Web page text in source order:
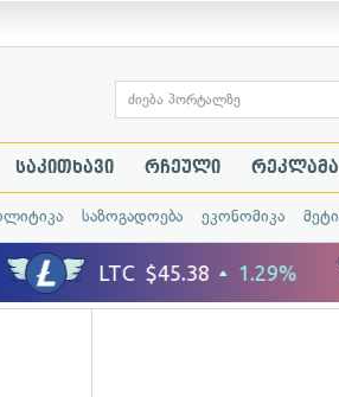
საკითხავი რჩეული რეკლამა
საზოგადოება ეკონომიკა მეტი